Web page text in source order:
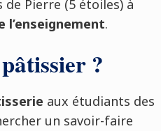
de Pierre (5 étoiles) à
.
?
aux étudiants des
un savoir-faire